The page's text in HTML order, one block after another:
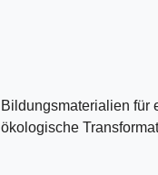
Bildungsmaterialien für
ökologische